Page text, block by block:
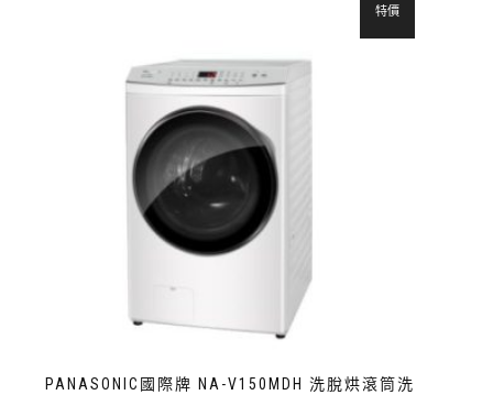
PANASONIC國際牌 NA-V150MDH 洗脫烘滾筒洗
特價